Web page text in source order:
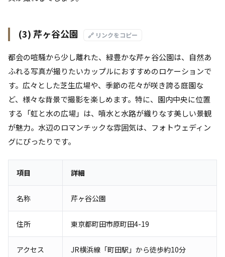
(3) 芹ヶ谷公園 🔗 リンクをコピー
都会の喧騒から少し離れた、緑豊かな芹ヶ谷公園は、自然あ
ふれる写真が撮りたいカップルにおすすめのロケーションで
す。広々とした芝生広場や、季節の花々が咲き誇る庭園な
ど、様々な背景で撮影を楽しめます。特に、園内中央に位置
する「虹と水の広場」は、噴水と水路が織りなす美しい景観
が魅力。水辺のロマンチックな雰囲気は、フォトウェディン
グにぴったりです。
項目 詳細
名称 芹ヶ谷公園
住所 東京都町田市原町田4-19
アクセス
JR横浜線「町田駅」から徒歩約10分